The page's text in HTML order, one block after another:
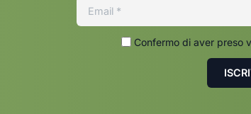
Confermo di aver preso